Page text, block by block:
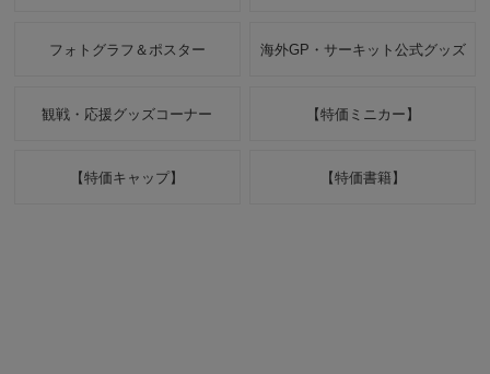
フォトグラフ＆ポスター 海外GP・サーキット公式グッズ
観戦・応援グッズコーナー 【特価ミニカー】
【特価キャップ】 【特価書籍】